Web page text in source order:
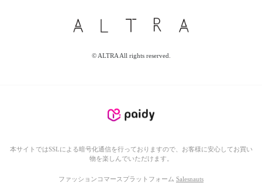
© ALTRA All rights reserved.
本サイトではSSLによる暗号化通信を行っておりますので、お客様に安心してお買い
物を楽しんでいただけます。
ファッションコマースプラットフォーム Salesnauts